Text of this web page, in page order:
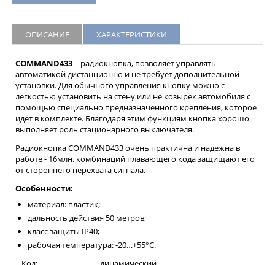
ОПИСАНИЕ ХАРАКТЕРИСТИКИ
COMMAND433– радиокнопка, позволяет управлять
автоматикой дистанционно и не требует дополнительной
установки. Для обычного управления кнопку можно с
легкостью установить на стену или не козырек автомобиля с
помощью специально предназначенного крепления, которое
идет в комплекте. Благодаря этим функциям кнопка хорошо
выполняет роль стационарного выключателя.
Радиокнопка COMMAND433 очень практична и надежна в
работе - 16млн. комбинаций плавающего кода защищают его
от стороннего перехвата сигнала.
Особенности:
материал: пластик;
дальность действия 50 метров;
класс защиты IP40;
рабочая температура: -20…+55°C.